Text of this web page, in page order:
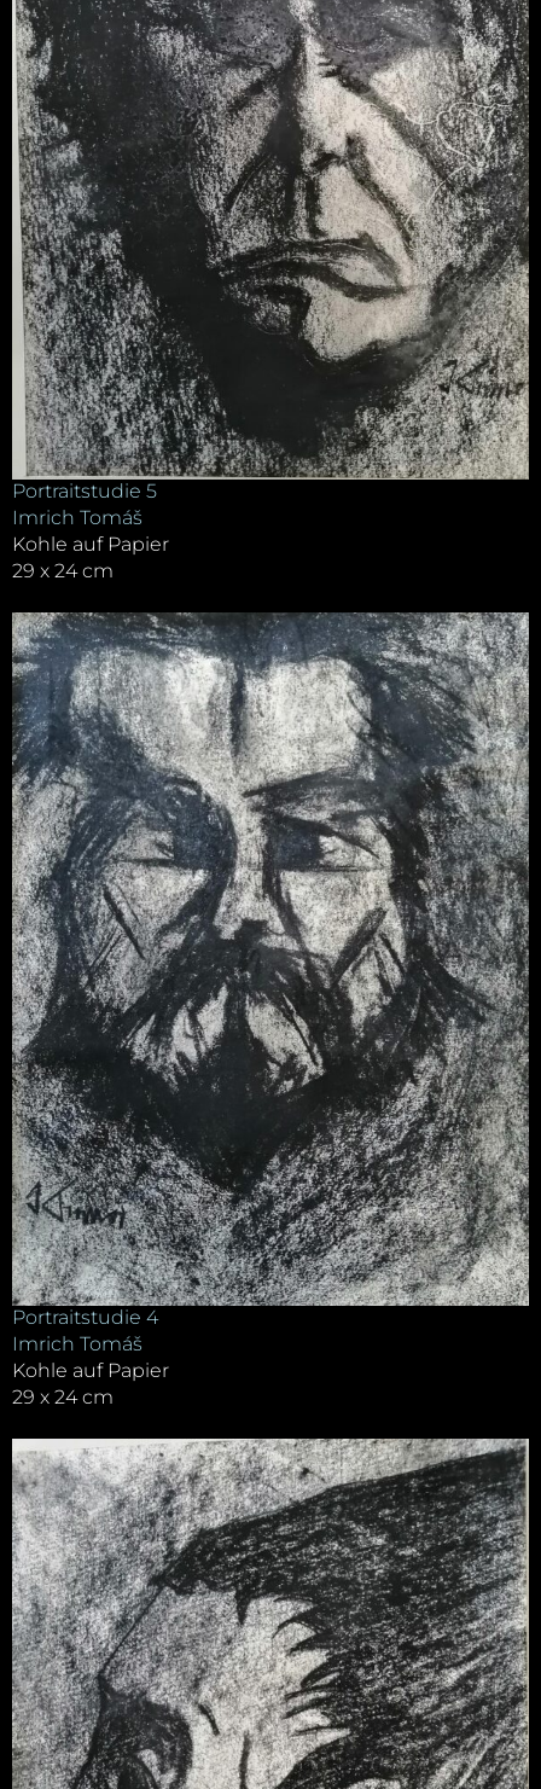
Portraitstudie 5
Imrich Tomáš
Kohle auf Papier
29 x 24 cm
Portraitstudie 4
Imrich Tomáš
Kohle auf Papier
29 x 24 cm